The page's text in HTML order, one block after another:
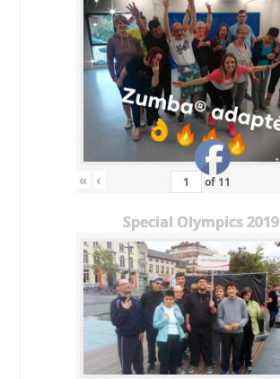
« ‹ of 11
Special Olympics 2019